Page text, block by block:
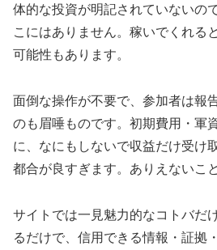
体的な投資が明記されていないの
こにはありません。稼いでくれる
可能性もあります。
面倒な操作が不要で、参加者は報
のも眉唾ものです。初期費用・軍
に、なにもしないで収益だけ受け
都合が良すぎます。ありえないこ
サイトでは一見魅力的なコトバだ
るだけで、信用できる情報・証拠